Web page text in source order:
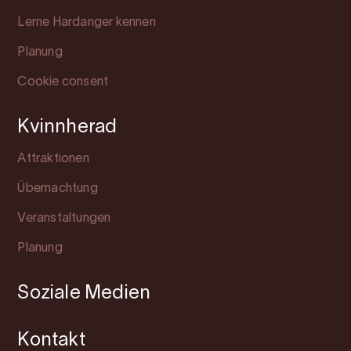
Lerne Hardanger kennen
Planung
Cookie consent
Kvinnherad
Attraktionen
Übernachtung
Veranstaltungen
Planung
Soziale Medien
Kontakt